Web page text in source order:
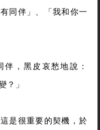
同伴」、「我和你一
，黑皮哀愁地說：
？」
是很重要的契機，於